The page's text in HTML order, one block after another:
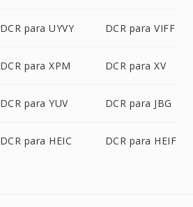
DCR para UYVY DCR para VIFF
DCR para XPM DCR para XV
DCR para YUV DCR para JBG
DCR para HEIC DCR para HEIF